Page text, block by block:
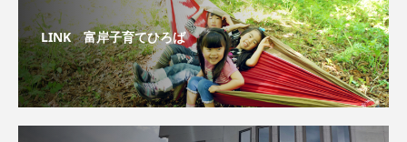
LINK 富岸子育てひろば